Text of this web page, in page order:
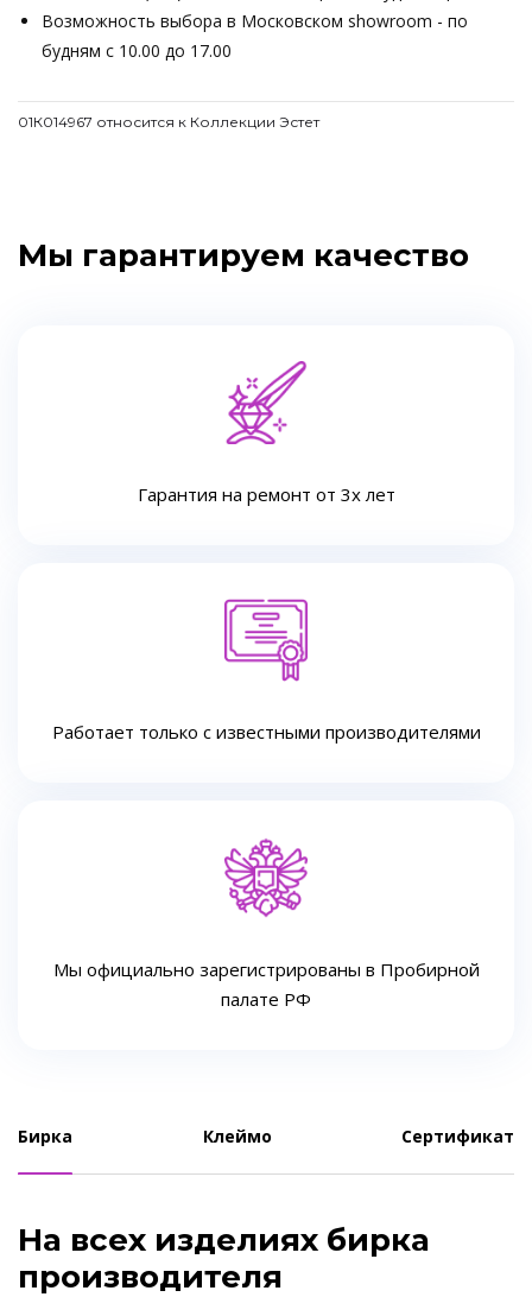
Возможность выбора в Московском showroom - по
будням с 10.00 до 17.00
01К014967 относится к Коллекции Эстет
Мы гарантируем качество
Гарантия на ремонт от 3х лет
Работает только с известными производителями
Мы официально зарегистрированы в Пробирной
палате РФ
Бирка Клеймо Сертификат
На всех изделиях бирка
производителя